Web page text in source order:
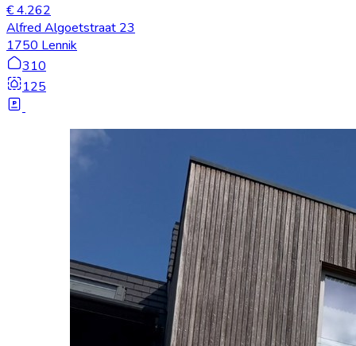
€ 4.262
Alfred Algoetstraat 23
1750 Lennik
310
125